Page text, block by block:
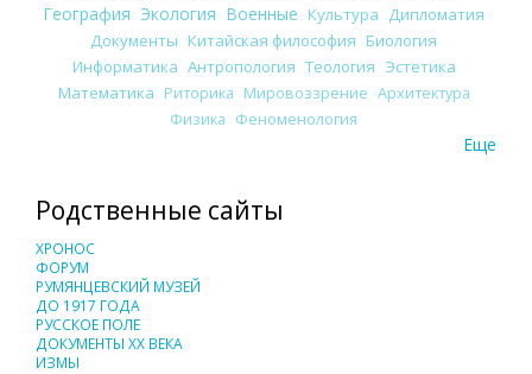
География Экология Военные Культура
Дипломатия
Документы Китайская философия Биология
Информатика Антропология Теология Эстетика
Математика Риторика Мировоззрение Архитектура
Физика Феноменология
Еще
Родственные сайты
ХРОНОС
ФОРУМ
РУМЯНЦЕВСКИЙ МУЗЕЙ
ДО 1917 ГОДА
РУССКОЕ ПОЛЕ
ДОКУМЕНТЫ XX ВЕКА
ИЗМЫ